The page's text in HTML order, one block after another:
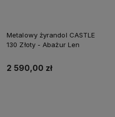
Metalowy żyrandol CASTLE
130 Złoty - Abażur Len
2 590,00 zł